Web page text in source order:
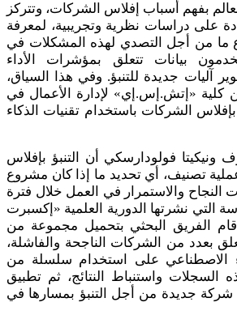
بفهم أسباب إفلاس الشركات، وتتركز
على دراسات نظرية وتجريبية، لمعرفة
من أجل التصدي لهذه المشكلات في
بيانات تتعلق بمؤشرات الأداء
آليات جديدة للتنبؤ. وفي هذا السياق،
كلية «إتش.إس.إي» لإدارة الأعمال في
الشركات باستخدام تقنيات الذكاء
ونيكيتا فولودارسكي أن التنبؤ بإفلاس
تصنيف، أي تحديد ما إذا كان مشروع
النجاح والاستمرار في العمل خلال فترة
التي نشرتها الدورية العلمية «إكسبرت
الفريق البحثي بتحميل مجموعة من
بعدد من الشركات الناجحة والفاشلة،
الاصطناعي على استخدام سلسلة من
السجلات واستنباط النتائج، ثم تطبيق
جديدة من أجل التنبؤ بمسارها في